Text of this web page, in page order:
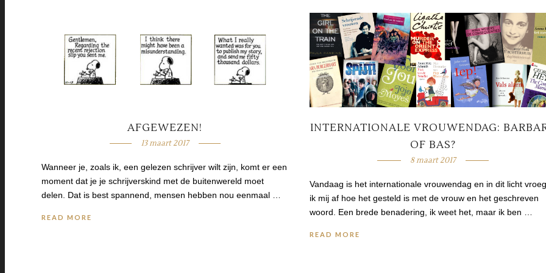
AFGEWEZEN!
13 maart 2017
Wanneer je, zoals ik, een gelezen schrijver wilt zijn, komt er een
moment dat je je schrijverskind met de buitenwereld moet
delen. Dat is best spannend, mensen hebben nou eenmaal …
READ MORE
INTERNATIONALE VROUWENDAG:
OF BAS?
8 maart 2017
Vandaag is het internationale vrouwendag en in dit licht vroeg
ik mij af hoe het gesteld is met de vrouw en het geschreven
woord. Een brede benadering, ik weet het, maar ik ben …
READ MORE